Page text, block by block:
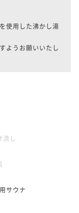
使用した沸かし湯
ようお願いいたし
流し
サウナ